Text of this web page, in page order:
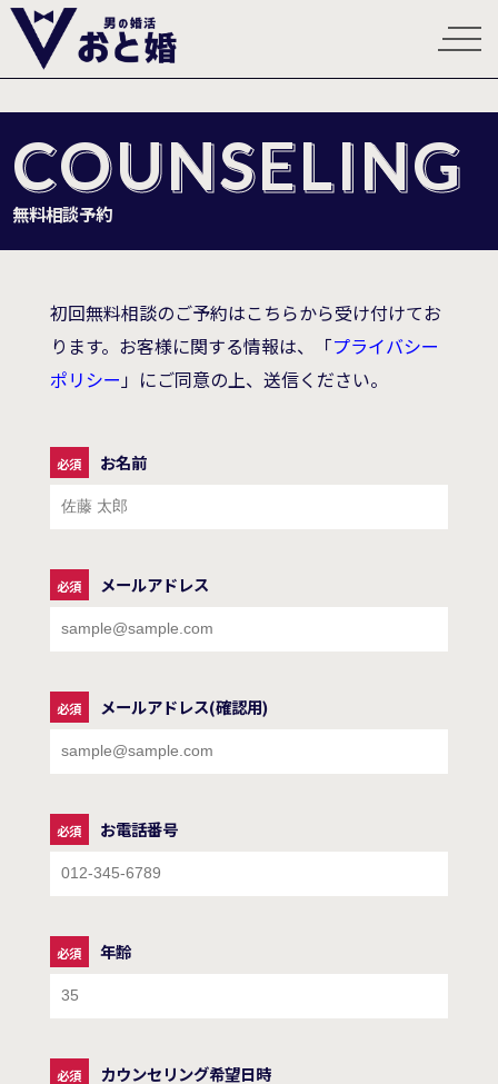
COUNSELING
無料相談予約
初回無料相談のご予約はこちらから受け付けてお
ります。お客様に関する情報は、「プライバシー
ポリシー 」にご同意の上、送信ください。
お名前
メールアドレス
メールアドレス(確認用)
お電話番号
年齢
カウンセリング希望日時